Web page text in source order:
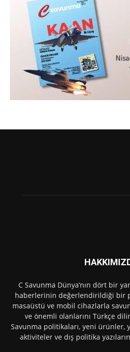
C Savunma Dünya’nın dört bir
haberlerinin değerlendirildiği bir
masaüstü ve mobil cihazlarla
ve önemli olanlarını Türkçe
Savunma politikaları, yeni ürünler,
aktiviteler ve dış politika